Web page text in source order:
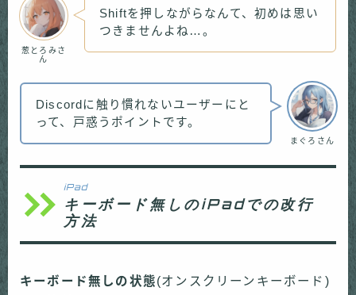
葱とろみさ
ん
Shiftを押しながらなんて、初めは思い
つきませんよね…。
まぐろさん
Discordに触り慣れないユーザーにと
って、戸惑うポイントです。
iPad
キーボード無しのiPadでの改行
方法
キーボード無しの状態(オンスクリーンキーボード)